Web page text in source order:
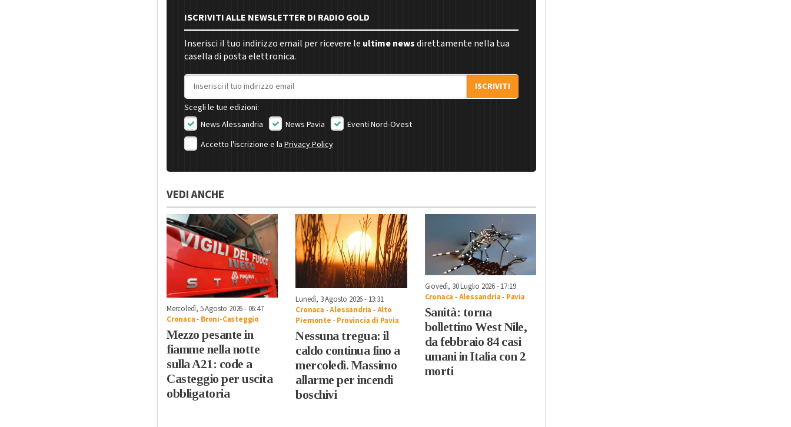
ISCRIVITI ALLE NEWSLETTER DI RADIO GOLD
Inserisci il tuo indirizzo email per ricevere le ultime newsdirettamente nella tua
casella di posta elettronica.
Indirizzo email
ISCRIVITI
Scegli le tue edizioni:
News Alessandria
News Pavia
Eventi Nord-Ovest
Accetto l'iscrizione e la Privacy Policy
VEDI ANCHE
Mercoledì, 5 Agosto 2026 - 06:47
Cronaca- Broni-Casteggio
Mezzo pesante in
fiamme nella notte
sulla A21: code a
Casteggio per uscita
obbligatoria
Lunedì, 3 Agosto 2026 - 13:31
Cronaca -Alessandria -Alto
Piemonte -Provincia di Pavia
Nessuna tregua: il
caldo continua fino a
mercoledì. Massimo
allarme per incendi
boschivi
Giovedì, 30 Luglio 2026 - 17:19
Cronaca -Alessandria- Pavia
Sanità: torna
bollettino West Nile,
da febbraio 84 casi
umani in Italia con 2
morti